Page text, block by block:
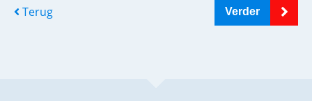
Terug Verder